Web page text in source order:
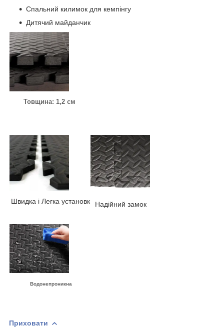
Спальний килимок для кемпінгу
Дитячий майданчик
Товщина: 1,2 см
Швидка і Легка установк Надійний замок
Водонепроникна
Приховати